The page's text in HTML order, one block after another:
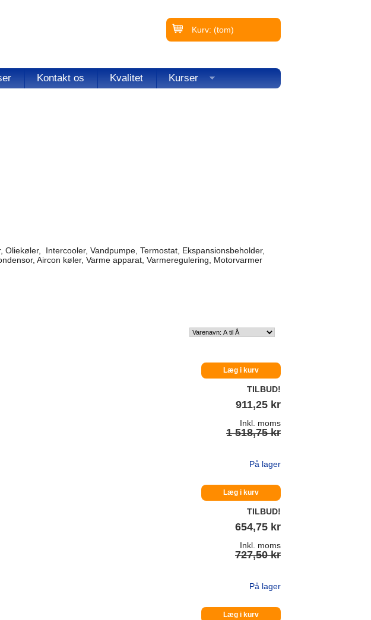
Kurv: (tom)
Kontakt os Kvalitet Kurser
Intercooler, Vandpumpe, Termostat, Ekspansionsbeholder,
Aircon køler, Varme apparat, Varmeregulering, Motorvarmer
Læg i kurv
TILBUD!
911,25 kr
Inkl. moms
1 518,75 kr
På lager
Læg i kurv
TILBUD!
654,75 kr
Inkl. moms
727,50 kr
På lager
Læg i kurv